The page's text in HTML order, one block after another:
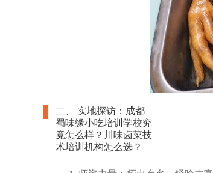
二、 实地探访：成都
蜀味缘小吃培训学校究
竟怎么样？川味卤菜技
术培训机构怎么选？